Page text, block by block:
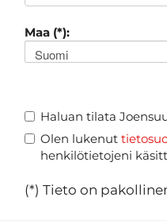
Maa (*):
Suomi
Haluan tilata
Olen lukenut
henkilötietojeni
(*) Tieto on